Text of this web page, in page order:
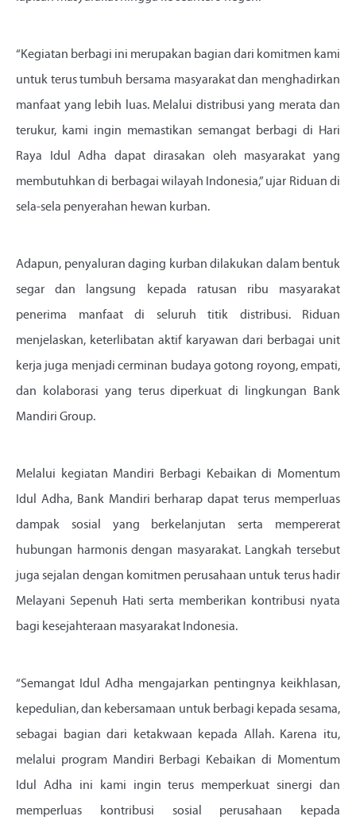
“Kegiatan berbagi ini merupakan bagian dari komitmen kami
untuk terus tumbuh bersama masyarakat dan menghadirkan
manfaat yang lebih luas. Melalui distribusi yang merata dan
terukur, kami ingin memastikan semangat berbagi di Hari
Raya Idul Adha dapat dirasakan oleh masyarakat yang
membutuhkan di berbagai wilayah Indonesia,” ujar Riduan di
sela-sela penyerahan hewan kurban.
Adapun, penyaluran daging kurban dilakukan dalam bentuk
segar dan langsung kepada ratusan ribu masyarakat
penerima manfaat di seluruh titik distribusi. Riduan
menjelaskan, keterlibatan aktif karyawan dari berbagai unit
kerja juga menjadi cerminan budaya gotong royong, empati,
dan kolaborasi yang terus diperkuat di lingkungan Bank
Mandiri Group.
Melalui kegiatan Mandiri Berbagi Kebaikan di Momentum
Idul Adha, Bank Mandiri berharap dapat terus memperluas
dampak sosial yang berkelanjutan serta mempererat
hubungan harmonis dengan masyarakat. Langkah tersebut
juga sejalan dengan komitmen perusahaan untuk terus hadir
Melayani Sepenuh Hati serta memberikan kontribusi nyata
bagi kesejahteraan masyarakat Indonesia.
“Semangat Idul Adha mengajarkan pentingnya keikhlasan,
kepedulian, dan kebersamaan untuk berbagi kepada sesama,
sebagai bagian dari ketakwaan kepada Allah. Karena itu,
melalui program Mandiri Berbagi Kebaikan di Momentum
Idul Adha ini kami ingin terus memperkuat sinergi dan
memperluas kontribusi sosial perusahaan kepada